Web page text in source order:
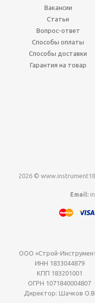
Вакансии
Статьи
Вопрос-ответ
Способы оплаты
Способы доставки
Гарантия на товар
2026 ©
Email:
ООО «Строй-
ИНН 1833044879
КПП 183201001
ОГРН 1071840004807
Директор: Шачков О.В